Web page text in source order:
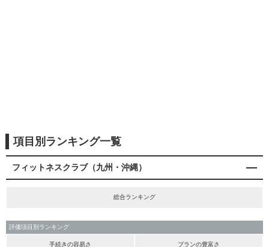
項目別ランキング一覧
フィットネスクラブ（九州・沖縄）
総合ランキング
評価項目別ランキング
手続きの容易さ プランの豊富さ